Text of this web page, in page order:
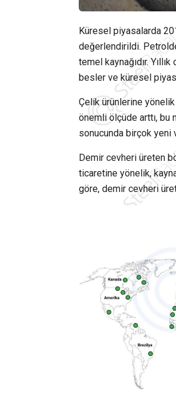
Küresel piyasalarda
değerlendirildi.
temel kaynağıdır.
besler ve küresel
Çelik ürünlerine
önemli ölçüde arttı,
sonucunda birçok yeni
Demir cevheri üreten
ticaretine yönelik,
göre, demir cevheri